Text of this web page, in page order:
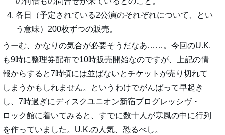
各日（予定されている2公演のそれぞれについて、とい
う意味）200枚ずつの販売。
うーむ、かなりの気合が必要そうだなあ……。今回のU.K.
も9時に整理券配布で10時販売開始なのですが、上記の情
報からすると7時頃には並ばないとチケットが売り切れて
しまうかもしれません。というわけでがんばって早起き
し、7時過ぎにディスクユニオン新宿プログレッシヴ・
ロック館に着いてみると、すでに数十人が寒風の中に行列
を作っていました。U.K.の人気、恐るべし。